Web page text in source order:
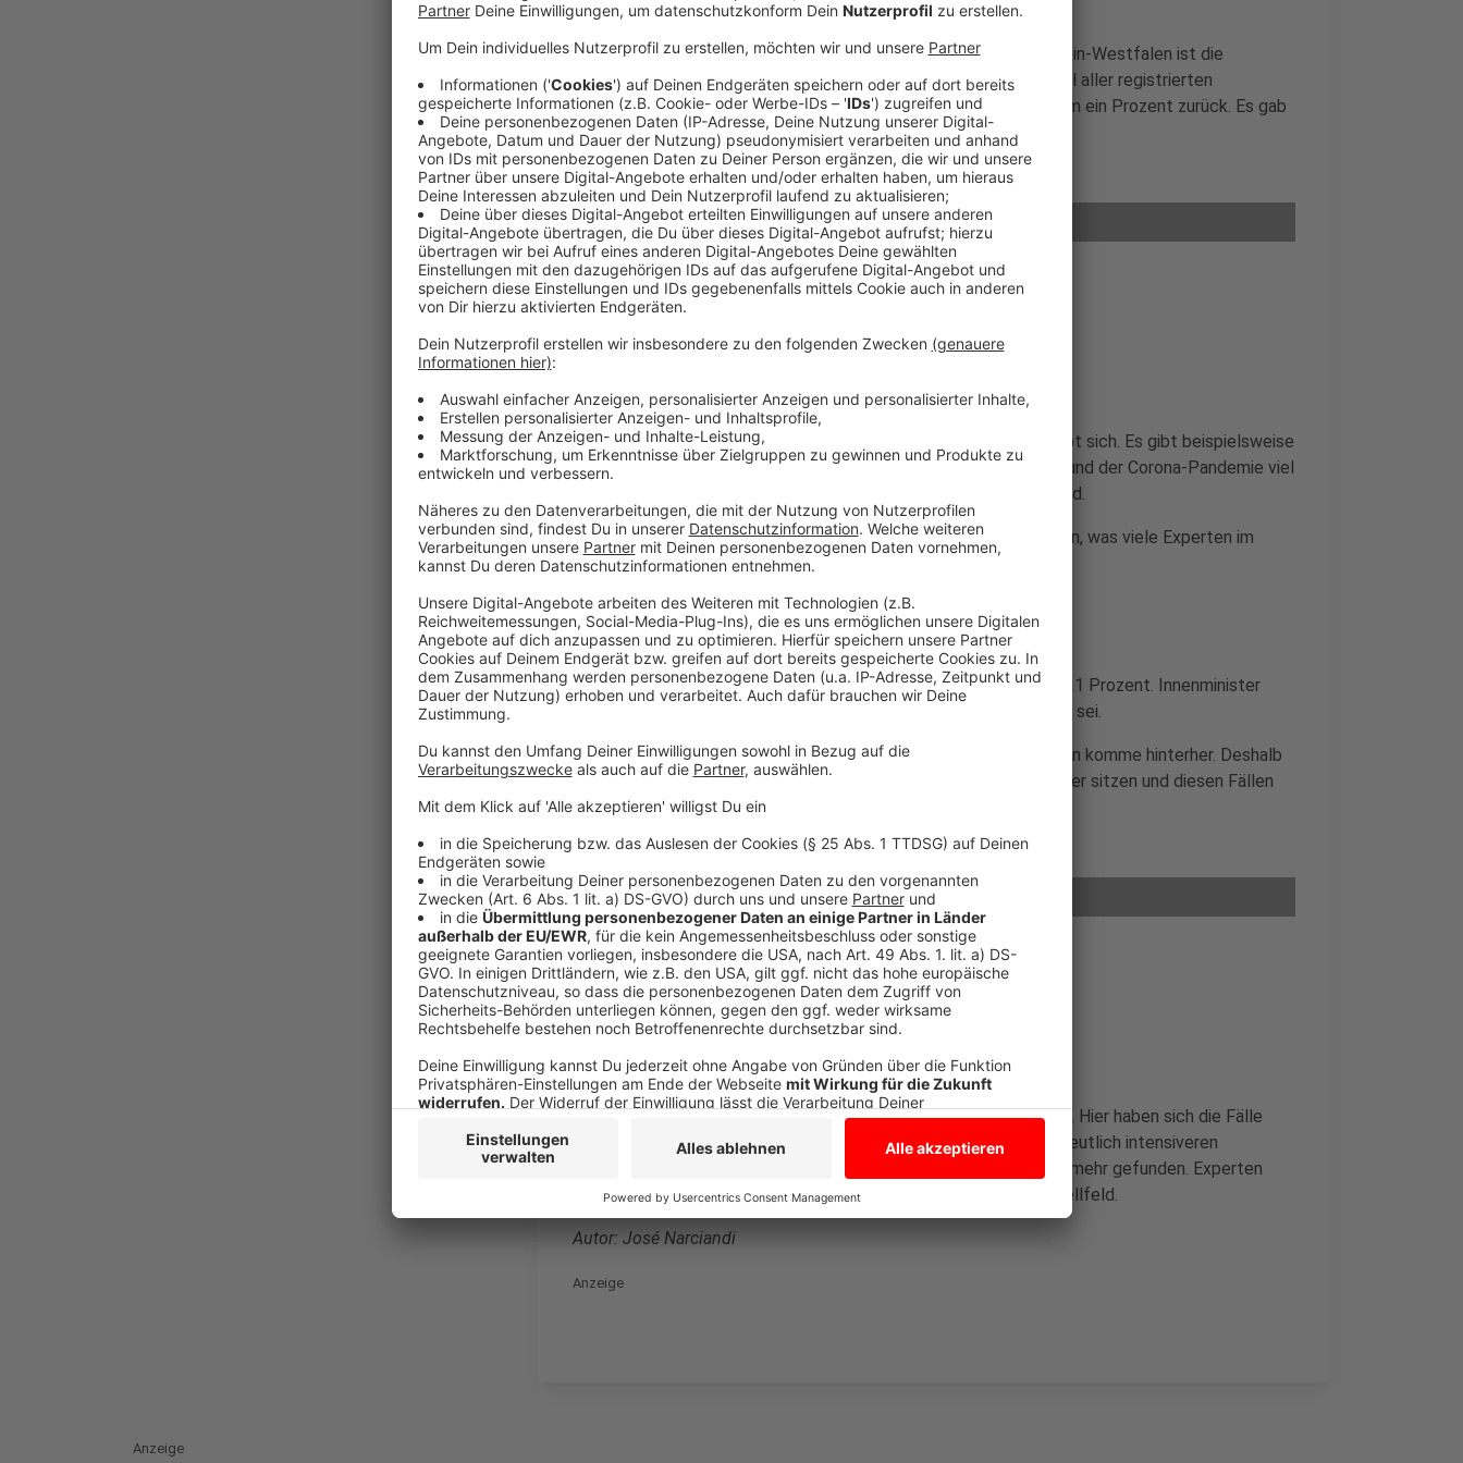
NRW-Innenminister Reul hat allen Grund sich zu freuen: In Nordrhein-Westfalen ist die
Kriminalität im vergangenen Jahr zurückgegangen. Die Gesamtzahl aller registrierten
Straftaten in der Statistik der Polizei ging im vergangenen Jahr um ein Prozent zurück. Es gab
insgesamt 1.216.000 Straftaten.
Anzeige
©Innenministerium NRW
Anzeige
Coronajahr 2020 sorgt für Verschiebung
Was klar in der Statistik zu erkennen ist: Die Kriminalität verschiebt sich. Es gibt beispielsweise
wenigerWohnungseinbrüche - Minus von 7,7 Prozent - da aufgrund der Corona-Pandemie viel
mehr Menschen (Homeoffice bzw. Mobiles Arbeiten) zu Hause sind.
Dafür hat aber diehäusliche Gewaltum 7,7 Prozent zugenommen, was viele Experten im
vergangenen Jahr schon befürchtet hatten.
Anzeige
Einen echten Anstieg gibt es in derCyberkriminalität- um fast 21 Prozent. Innenminister
Reul sagt, dass die Zahl der Fakeshops im Netz massiv gestiegen sei.
Das Leben findet wegen Corona mehr online statt, das Verbrechen komme hinterher. Deshalb
würden mehr Polizisten laut des Innenministers nun vorm Computer sitzen und diesen Fällen
dank besserer Technik und Fortbildung bearbeiten und lösen.
Anzeige
© Innenministerium NRW
Anzeige
Kinderpornographie: Fälle verdoppeln sich
Anzeige
Eine unschöne Statistik weist der Bereich Kinderpornographie auf. Hier haben sich die Fälle
verdoppelt, von rund 2.000 auf 4.000 Fälle. Reul erklärt dies mit deutlich intensiveren
Ermittlungen und auch deutlich höherer Aufklärung. Es werde nun mehr gefunden. Experten
erhoffen sich dadurch eine Verschiebung des Dunkelfeldes ins Hellfeld.
Autor: José Narciandi
Anzeige
Anzeige